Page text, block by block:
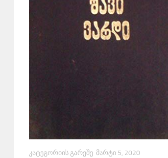
ᲙᲐᲢᲔᲒᲝᲠᲘᲘᲡ ᲒᲐᲠᲔᲨᲔ ᲛᲐᲠᲢᲘ 5, 2020